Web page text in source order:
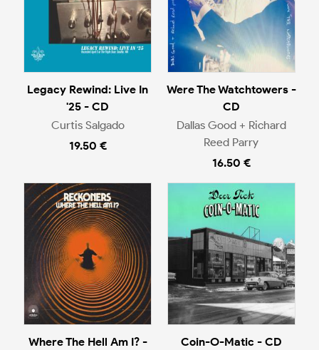
Legacy Rewind: Live In
'25 - CD
Curtis Salgado
19.50 €
Were The Watchtowers -
CD
Dallas Good + Richard
Reed Parry
16.50 €
Where The Hell Am I? -
Coin-O-Matic - CD